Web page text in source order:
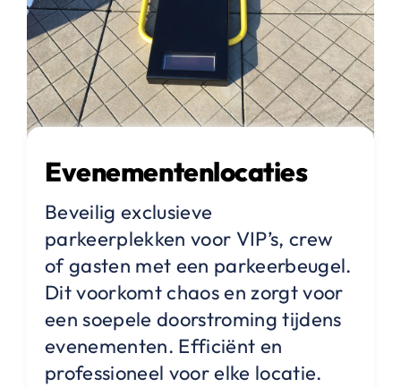
Evenementenlocaties
Beveilig exclusieve
parkeerplekken voor VIP’s, crew
of gasten met een parkeerbeugel.
Dit voorkomt chaos en zorgt voor
een soepele doorstroming tijdens
evenementen. Efficiënt en
professioneel voor elke locatie.